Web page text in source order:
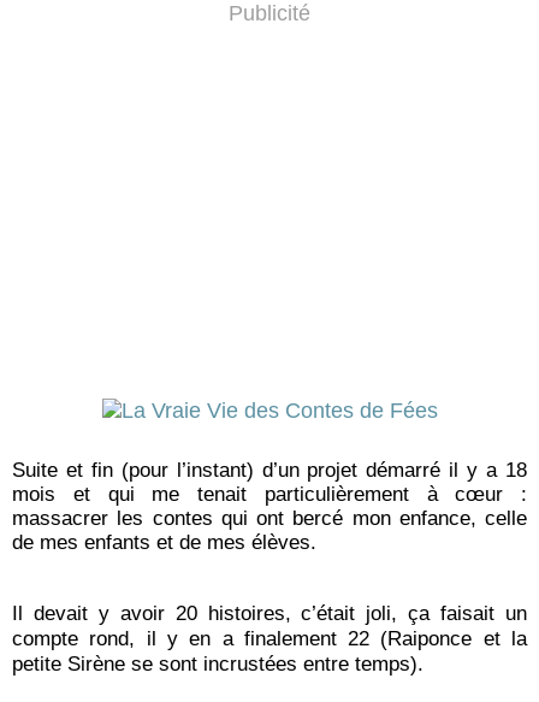
Publicité
Suite et fin (pour l’instant) d’un projet démarré il y a 18
mois et qui me tenait particulièrement à cœur :
massacrer les contes qui ont bercé mon enfance, celle
de mes enfants et de mes élèves.
Il devait y avoir 20 histoires, c’était joli, ça faisait un
compte rond, il y en a finalement 22 (Raiponce et la
petite Sirène se sont incrustées entre temps).